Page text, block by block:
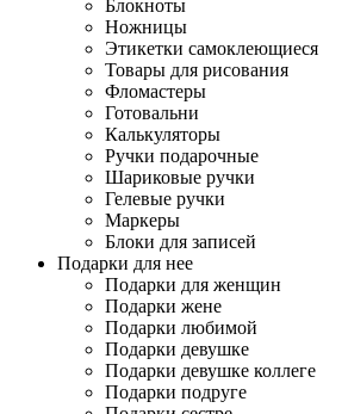
Блокноты
Ножницы
Этикетки самоклеющиеся
Товары для рисования
Фломастеры
Готовальни
Калькуляторы
Ручки подарочные
Шариковые ручки
Гелевые ручки
Маркеры
Блоки для записей
Подарки для нее
Подарки для женщин
Подарки жене
Подарки любимой
Подарки девушке
Подарки девушке коллеге
Подарки подруге